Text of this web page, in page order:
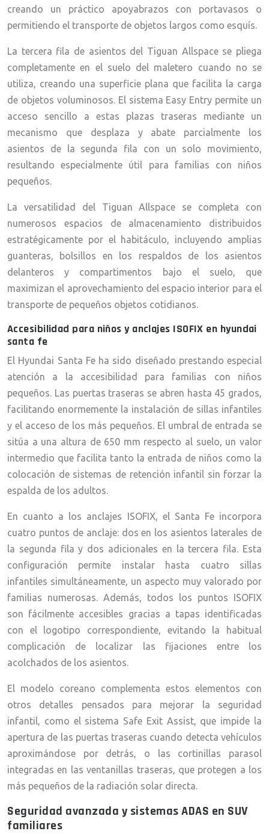
creando un práctico apoyabrazos con portavasos o
permitiendo el transporte de objetos largos como esquís.
La tercera fila de asientos del Tiguan Allspace se pliega
completamente en el suelo del maletero cuando no se
utiliza, creando una superficie plana que facilita la carga
de objetos voluminosos. El sistema Easy Entry permite un
acceso sencillo a estas plazas traseras mediante un
mecanismo que desplaza y abate parcialmente los
asientos de la segunda fila con un solo movimiento,
resultando especialmente útil para familias con niños
pequeños.
La versatilidad del Tiguan Allspace se completa con
numerosos espacios de almacenamiento distribuidos
estratégicamente por el habitáculo, incluyendo amplias
guanteras, bolsillos en los respaldos de los asientos
delanteros y compartimentos bajo el suelo, que
maximizan el aprovechamiento del espacio interior para el
transporte de pequeños objetos cotidianos.
Accesibilidad para niños y anclajes ISOFIX en hyundai
santa fe
El Hyundai Santa Fe ha sido diseñado prestando especial
atención a la accesibilidad para familias con niños
pequeños. Las puertas traseras se abren hasta 45 grados,
facilitando enormemente la instalación de sillas infantiles
y el acceso de los más pequeños. El umbral de entrada se
sitúa a una altura de 650 mm respecto al suelo, un valor
intermedio que facilita tanto la entrada de niños como la
colocación de sistemas de retención infantil sin forzar la
espalda de los adultos.
En cuanto a los anclajes ISOFIX, el Santa Fe incorpora
cuatro puntos de anclaje: dos en los asientos laterales de
la segunda fila y dos adicionales en la tercera fila. Esta
configuración permite instalar hasta cuatro sillas
infantiles simultáneamente, un aspecto muy valorado por
familias numerosas. Además, todos los puntos ISOFIX
son fácilmente accesibles gracias a tapas identificadas
con el logotipo correspondiente, evitando la habitual
complicación de localizar las fijaciones entre los
acolchados de los asientos.
El modelo coreano complementa estos elementos con
otros detalles pensados para mejorar la seguridad
infantil, como el sistema Safe Exit Assist, que impide la
apertura de las puertas traseras cuando detecta vehículos
aproximándose por detrás, o las cortinillas parasol
integradas en las ventanillas traseras, que protegen a los
más pequeños de la radiación solar directa.
Seguridad avanzada y sistemas ADAS en SUV
familiares